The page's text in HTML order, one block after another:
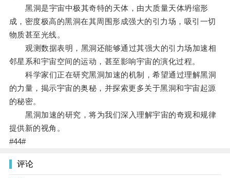
黑洞是宇宙中极其奇特的天体，由大质量天体坍缩形
成，密度极高的黑洞在其周围形成强大的引力场，吸引一切
物质甚至光线。
观测数据表明，黑洞还能够通过其强大的引力场加速相
邻星系和宇宙空间的运动，甚至影响宇宙的演化过程。
科学家们正在研究黑洞加速的机制，希望通过理解黑洞
的力量，揭示宇宙的奥秘，并探索更多关于黑洞和宇宙起源
的秘密。
黑洞加速的研究，将为我们深入理解宇宙的奇观和规律
提供新的视角。
#44#
评论